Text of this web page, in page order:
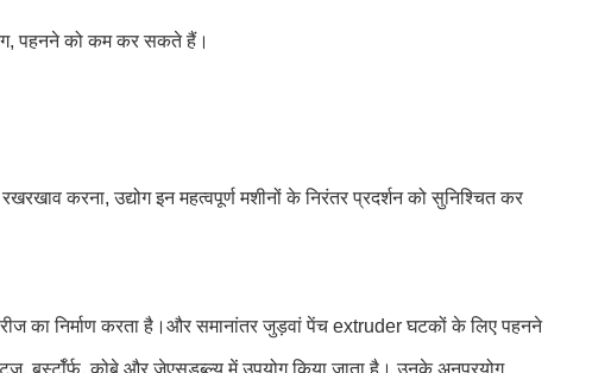
पहनने को कम कर सकते हैं।
करना, उद्योग इन महत्वपूर्ण मशीनों के निरंतर प्रदर्शन को सुनिश्चित कर
का निर्माण करता है।और समानांतर जुड़वां पेंच extruder घटकों के लिए पहनने
बर्स्टॉर्फ, कोबे और जेएसडब्ल्यू में उपयोग किया जाता है। उनके अनुप्रयोग